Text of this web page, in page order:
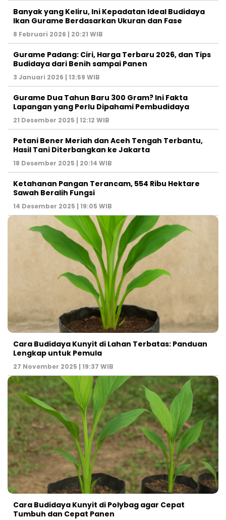
Banyak yang Keliru, Ini Kepadatan Ideal Budidaya
Ikan Gurame Berdasarkan Ukuran dan Fase
8 Februari 2026 | 20:21 WIB
Gurame Padang: Ciri, Harga Terbaru 2026, dan Tips
Budidaya dari Benih sampai Panen
3 Januari 2026 | 13:59 WIB
Gurame Dua Tahun Baru 300 Gram? Ini Fakta
Lapangan yang Perlu Dipahami Pembudidaya
21 Desember 2025 | 12:12 WIB
Petani Bener Meriah dan Aceh Tengah Terbantu,
Hasil Tani Diterbangkan ke Jakarta
18 Desember 2025 | 20:14 WIB
Ketahanan Pangan Terancam, 554 Ribu Hektare
Sawah Beralih Fungsi
14 Desember 2025 | 19:05 WIB
Cara Budidaya Kunyit di Lahan Terbatas: Panduan
Lengkap untuk Pemula
27 November 2025 | 19:37 WIB
Cara Budidaya Kunyit di Polybag agar Cepat
Tumbuh dan Cepat Panen